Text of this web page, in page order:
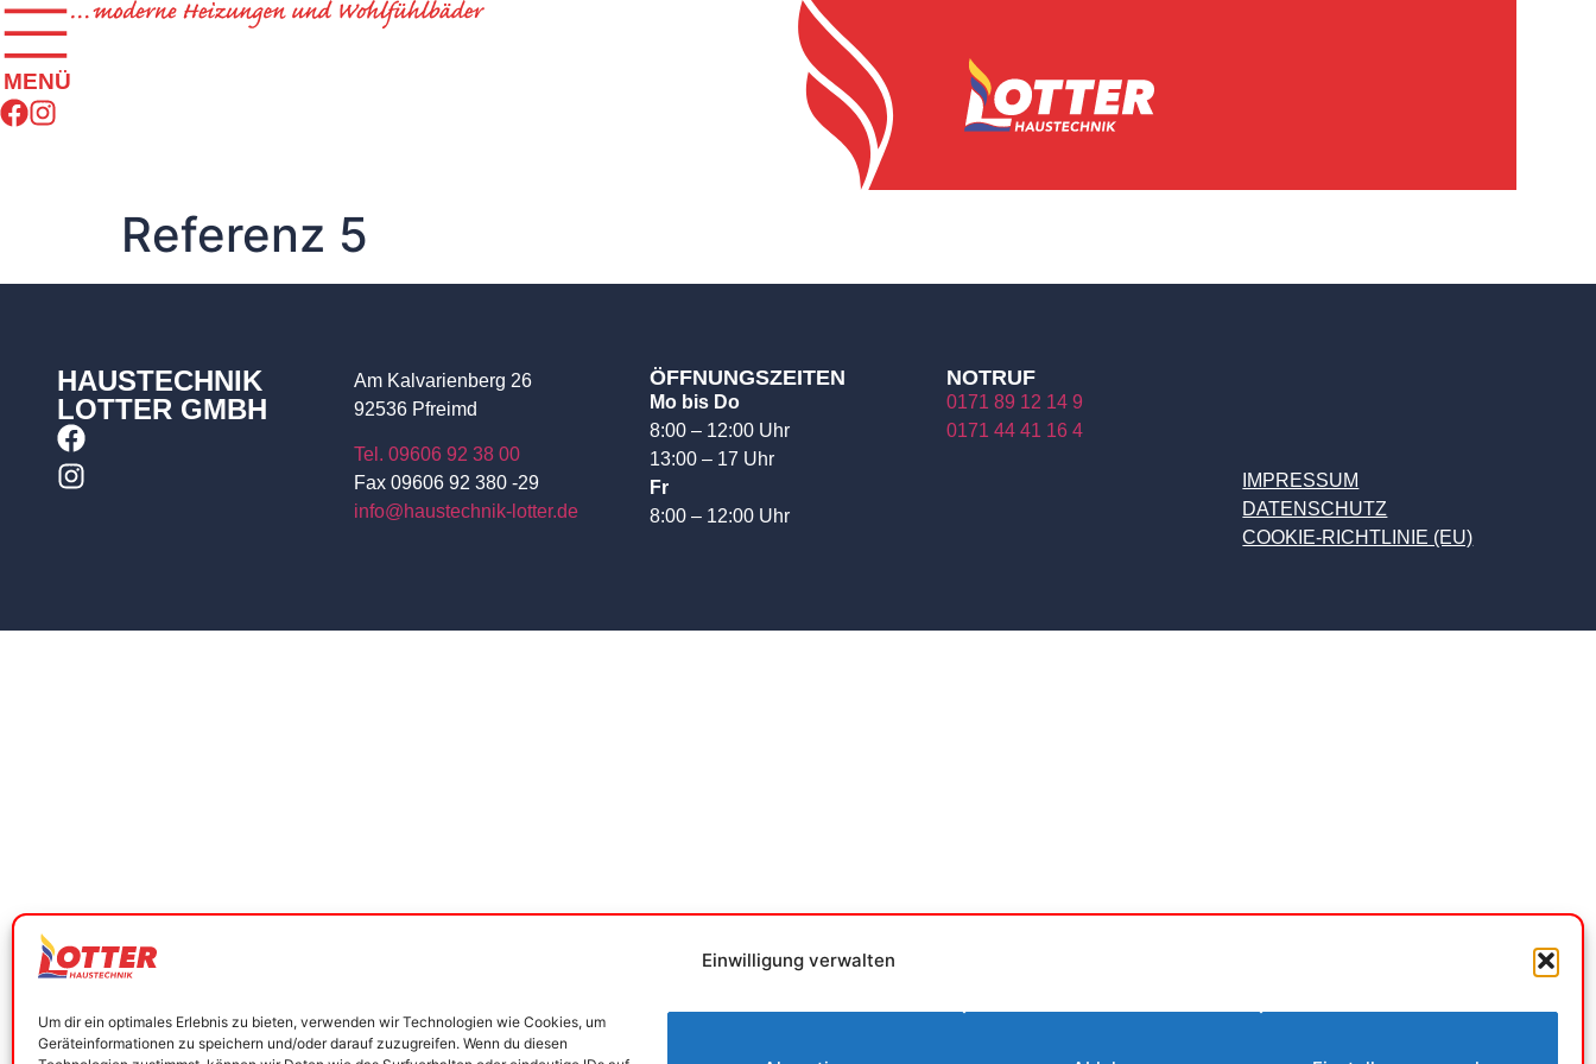
Einwilligung verwalten
Um dir ein optimales Erlebnis zu bieten, verwenden wir Technologien wie Cookies, um
Geräteinformationen zu speichern und/oder darauf zuzugreifen. Wenn du diesen
MENÜ
Referenz 5
HAUSTECHNIK
LOTTER GMBH
Am Kalvarienberg 26
92536 Pfreimd
Tel. 09606 92 38 00
Fax 09606 92 380 -29
info@haustechnik-lotter.de
ÖFFNUNGSZEITEN
Mo bis Do
8:00 – 12:00 Uhr
13:00 – 17 Uhr
Fr
8:00 – 12:00 Uhr
NOTRUF
0171 89 12 14 9
0171 44 41 16 4
IMPRESSUM
DATENSCHUTZ
COOKIE-RICHTLINIE (EU)